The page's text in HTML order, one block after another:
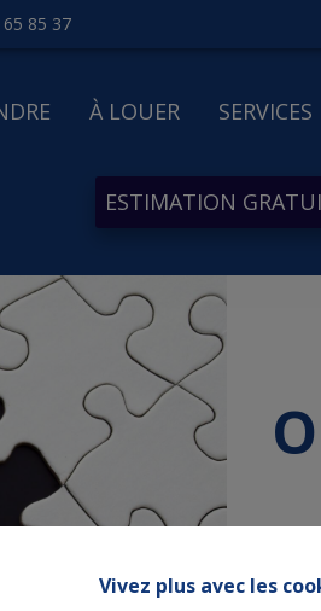
Vivez plus avec les
85 37
À LOUER SERVICES
ESTIMATION